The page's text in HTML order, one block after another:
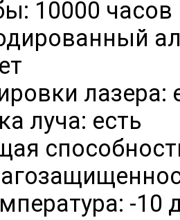
10000 часов
лазера:
луча: есть
-10